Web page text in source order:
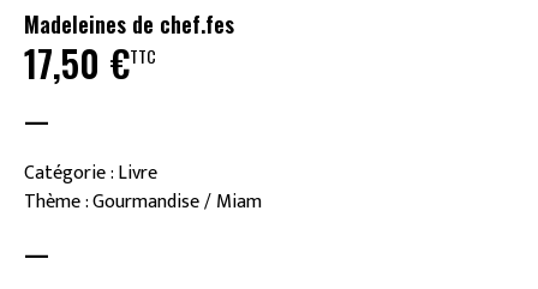
Madeleines de chef.fes
17,50 €TTC
—
Catégorie : Livre
Thème : Gourmandise / Miam
—